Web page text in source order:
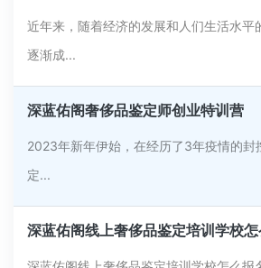
近年来，随着经济的发展和人们生活水平
逐渐成...
深蓝佑阁奢侈品鉴定师创业特训营
2023年新年伊始，在经历了3年疫情的封
定...
深蓝佑阁线上奢侈品鉴定培训学校怎